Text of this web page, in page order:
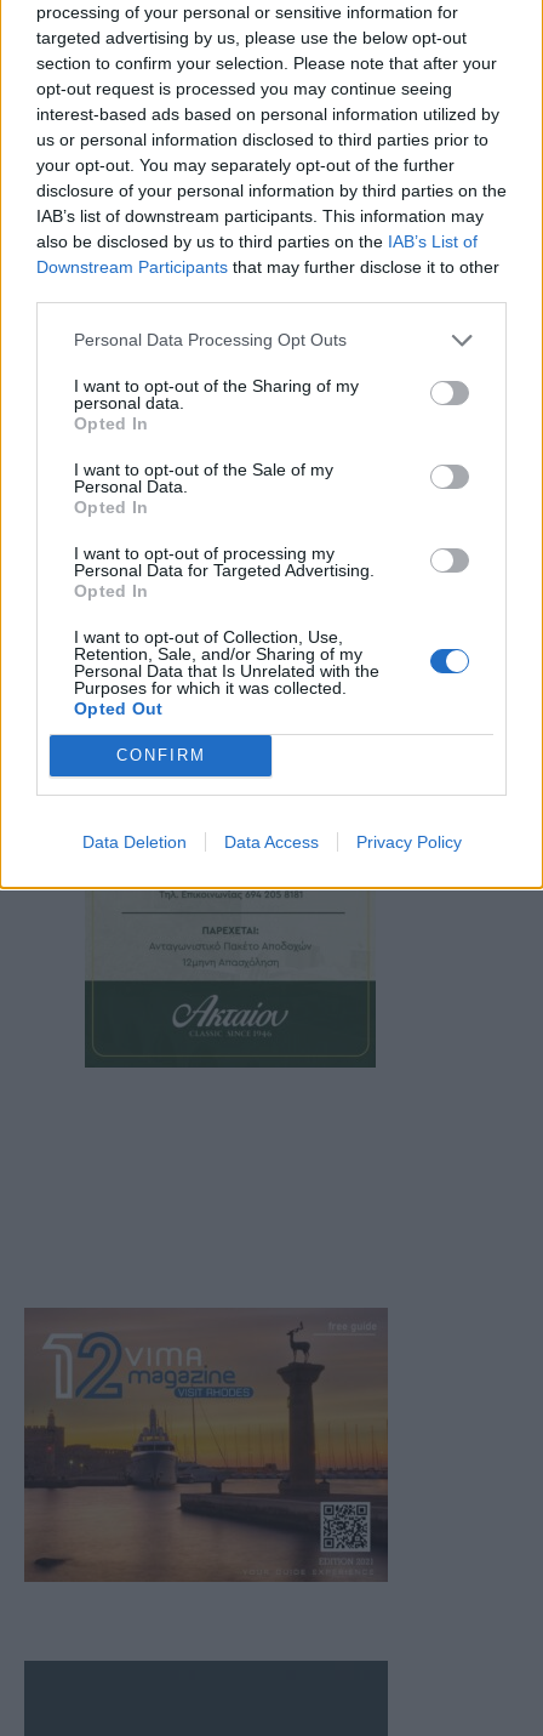
processing of your personal or sensitive information for
targeted advertising by us, please use the below opt-out
section to confirm your selection. Please note that after your
opt-out request is processed you may continue seeing
interest-based ads based on personal information utilized by
us or personal information disclosed to third parties prior to
your opt-out. You may separately opt-out of the further
disclosure of your personal information by third parties on the
IAB’s list of downstream participants. This information may
also be disclosed by us to third parties on the IAB’s List of
Downstream Participants that may further disclose it to other
Personal Data Processing Opt Outs
I want to opt-out of the Sharing of my
personal data.
Opted In
I want to opt-out of the Sale of my
Personal Data.
Opted In
I want to opt-out of processing my
Personal Data for Targeted Advertising.
Opted In
I want to opt-out of Collection, Use,
Retention, Sale, and/or Sharing of my
Personal Data that Is Unrelated with the
Purposes for which it was collected.
Opted Out
CONFIRM
Data Deletion Data Access Privacy Policy